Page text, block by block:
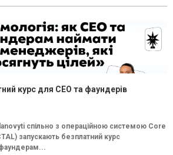
курс для CEO та фаундерів
спільно з операційною системою Core
запускають безплатний курс